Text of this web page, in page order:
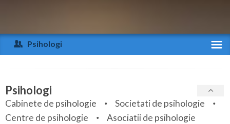
Arad
Arges
Bihor
Bistrita-Nasaud
Psihologi
Specialitati
Servicii
Psihologi
Cabinete de psihologie
Societati de psihologie
Centre de psihologie
Asociatii de psihologie